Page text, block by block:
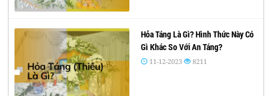
Hỏa Táng Là Gì? Hình Thức Này Có
Gì Khác So Với An Táng?
11-12-2023 8211